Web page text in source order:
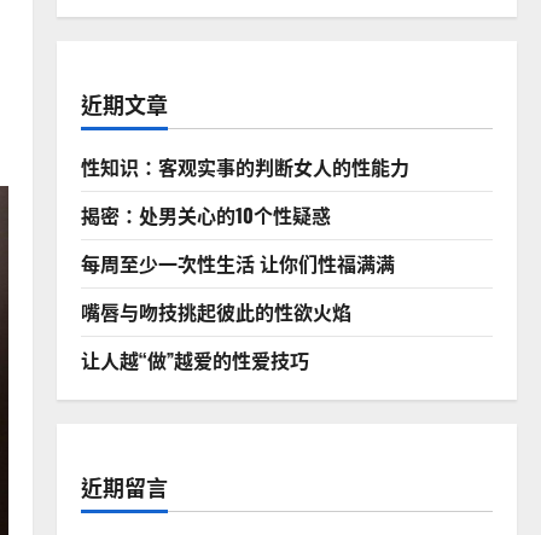
近期文章
性知识：客观实事的判断女人的性能力
揭密：处男关心的10个性疑惑
每周至少一次性生活 让你们性福满满
嘴唇与吻技挑起彼此的性欲火焰
让人越“做”越爱的性爱技巧
近期留言